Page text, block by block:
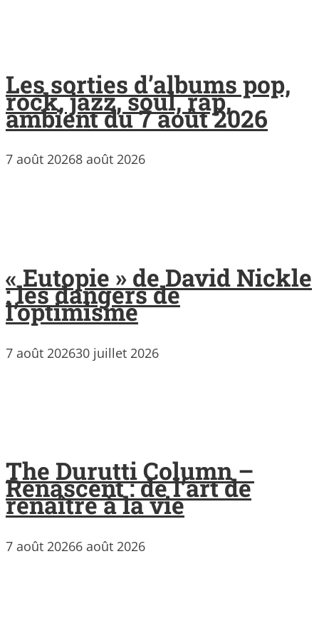
Les sorties d’albums pop,
rock, jazz, soul, rap,
ambient du 7 août 2026
7 août 20268 août 2026
« Eutopie » de David Nickle
: les dangers de
l’optimisme
7 août 202630 juillet 2026
The Durutti Column –
Renascent : de l’art de
renaître à la vie
7 août 20266 août 2026